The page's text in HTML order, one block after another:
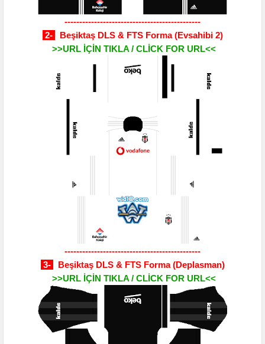
----------------------------------------------
2-
Beşiktaş DLS & FTS Forma(Evsahibi 2)
>>URL İÇİN TIKLA / CLİCK FOR URL<<
----------------------------------------------
3-
Beşiktaş DLS & FTS Forma(Deplasman)
>>URL İÇİN TIKLA / CLİCK FOR URL<<